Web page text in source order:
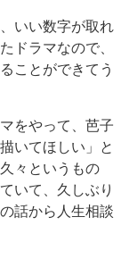
いい数字が取れ
ドラマなので、
ことができてう
をやって、芭子
いてほしい」と
々というもの
いて、久しぶり
話から人生相談